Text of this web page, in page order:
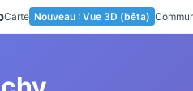
Carte Nouveau : Vue 3D (bêta)